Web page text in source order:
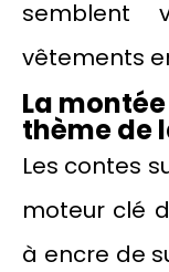
semblent
vêtements
La
thème de
Les contes
moteur clé
à encre de